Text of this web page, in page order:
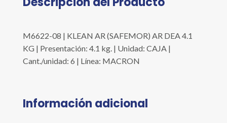
M6622-08 | KLEAN AR (SAFEMOR) AR DEA 4.1
KG | Presentación: 4.1 kg. | Unidad: CAJA |
Cant./unidad: 6 | Línea: MACRON
Información adicional